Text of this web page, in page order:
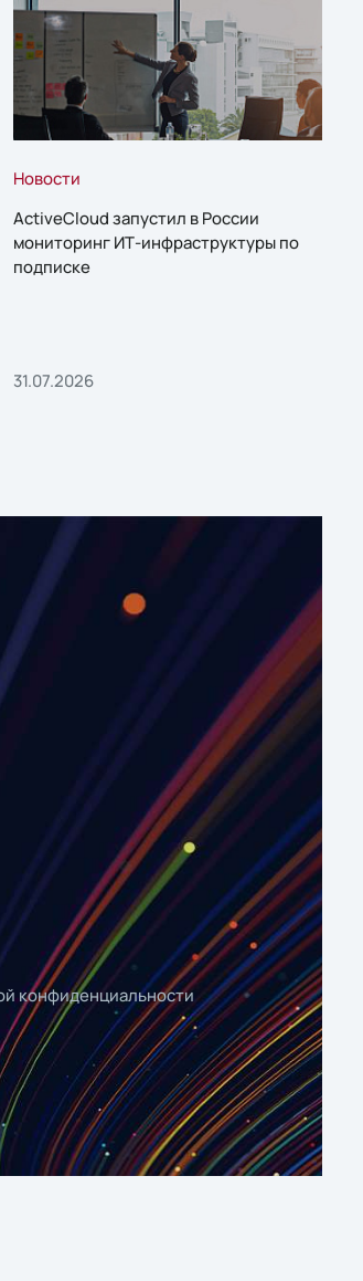
Новости
ActiveCloud запустил в России
мониторинг ИТ-инфраструктуры по
подписке
31.07.2026
конфиденциальности